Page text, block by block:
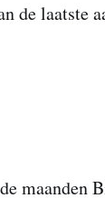
de laatste
maanden